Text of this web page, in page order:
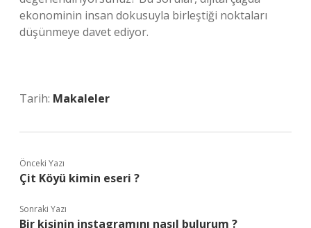
ekonominin insan dokusuyla birleştiği noktaları
düşünmeye davet ediyor.
Tarih: Makaleler
Önceki Yazı
Çit Köyü kimin eseri ?
Sonraki Yazı
Bir kişinin instagramını nasıl bulurum ?